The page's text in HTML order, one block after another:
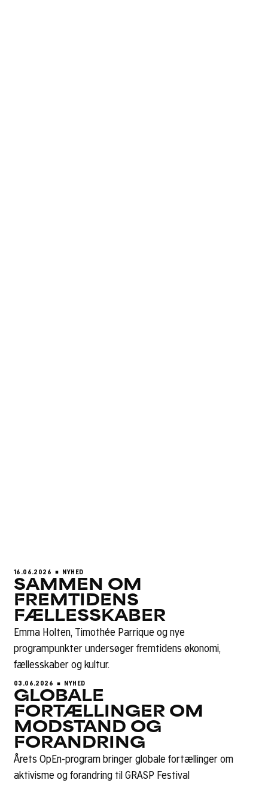
16.06.2026 NYHED
SAMMEN OM
FREMTIDENS
FÆLLESSKABER
Emma Holten, Timothée Parrique og nye
programpunkter undersøger fremtidens økonomi,
fællesskaber og kultur.
03.06.2026 NYHED
GLOBALE
FORTÆLLINGER OM
MODSTAND OG
FORANDRING
Årets OpEn-program bringer globale fortællinger om
aktivisme og forandring til GRASP Festival